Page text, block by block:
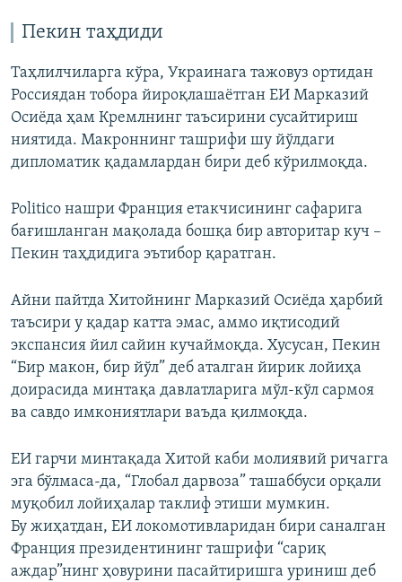
1080p
Пекин таҳдиди
Таҳлилчиларга кўра, Украинага тажовуз ортидан
Россиядан тобора йироқлашаётган ЕИ Марказий
Осиёда ҳам Кремлнинг таъсирини сусайтириш
ниятида. Макроннинг ташрифи шу йўлдаги
дипломатик қадамлардан бири деб кўрилмоқда.
Politico нашри Франция етакчисининг сафарига
бағишланган мақолада бошқа бир авторитар куч –
Пекин таҳдидига эътибор қаратган.
Айни пайтда Хитойнинг Марказий Осиёда ҳарбий
таъсири у қадар катта эмас, аммо иқтисодий
экспансия йил сайин кучаймоқда. Хусусан, Пекин
“Бир макон, бир йўл” деб аталган йирик лойиҳа
доирасида минтақа давлатларига мўл-кўл сармоя
ва савдо имкониятлари ваъда қилмоқда.
ЕИ гарчи минтақада Хитой каби молиявий ричагга
эга бўлмаса-да, “Глобал дарвоза” ташаббуси орқали
муқобил лойиҳалар таклиф этиши мумкин.
Бу жиҳатдан, ЕИ локомотивларидан бири саналган
Франция президентининг ташрифи “сариқ
аждар”нинг ҳовурини пасайтиришга уриниш деб